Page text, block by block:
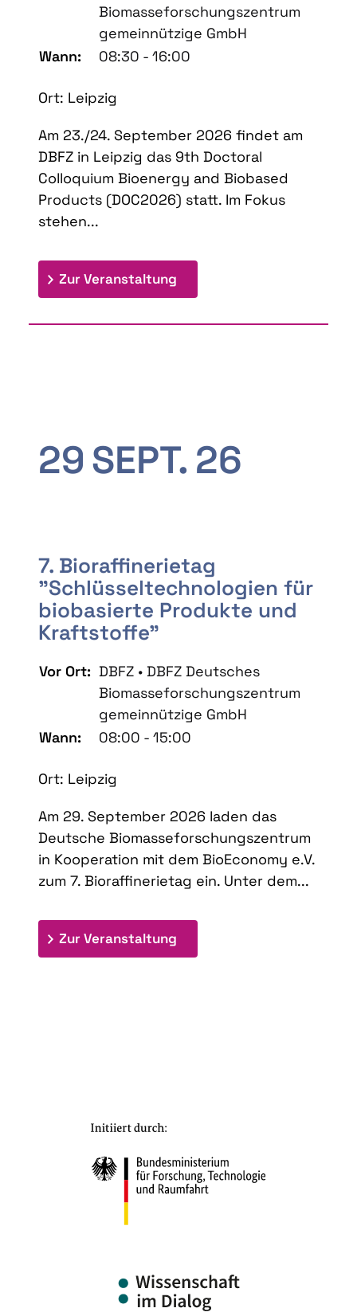
Biomasseforschungszentrum
gemeinnützige GmbH
Wann:
08:30 - 16:00
Ort: Leipzig
Am 23./24. September 2026 findet am
DBFZ in Leipzig das 9th Doctoral
Colloquium Bioenergy and Biobased
Products (DOC2026) statt. Im Fokus
stehen...
Zur Veranstaltung
29SEPT. 26
7. Bioraffinerietag
"Schlüsseltechnologien für
biobasierte Produkte und
Kraftstoffe"
Vor Ort: DBFZ • DBFZ Deutsches
Biomasseforschungszentrum
gemeinnützige GmbH
Wann:
08:00 - 15:00
Ort: Leipzig
Am 29. September 2026 laden das
Deutsche Biomasseforschungszentrum
in Kooperation mit dem BioEconomy e.V.
zum 7. Bioraffinerietag ein. Unter dem...
Zur Veranstaltung